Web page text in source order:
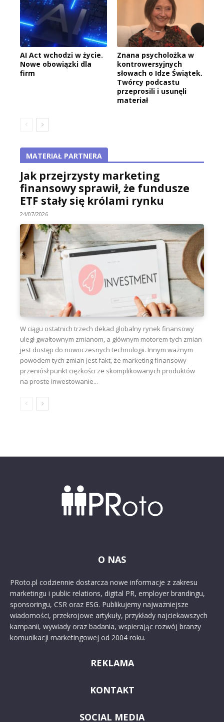
AI Act wchodzi w życie.
Nowe obowiązki dla
firm
Znana psycholożka w
kontrowersyjnych
słowach o Idze Świątek.
Twórcy podcastu
przeprosili i usunęli
materiał
MATERIAŁ PARTNERA
Jak przejrzysty marketing
finansowy sprawił, że fundusze
ETF stały się królami rynku
24/07/2026
W ciągu ostatnich trzech dekad globalny rynek finansowy
uległ gwałtownym zmianom, a głównym motorem tych zmian
jest dostęp do nowoczesnych technologii. Innym ważnym
powodem tych zmian jest fakt, że marketing finansowy
przeniósł punkt ciężkości ze skomplikowanych produktów
na proste inwestowanie...
O NAS
PRoto.pl codziennie dostarcza nowe informacje z zakresu
marketingu i public relations, digital PR, employer brandingu,
sponsoringu, CSR oraz ESG. Publikujemy najważniejsze
wiadomości, przekrojowe artykuły, przykłady najciekawszych
kampanii, wywiady oraz badania, wspierając rozwój branży
komunikacji marketingowej od 2004 roku.
REKLAMA
KONTAKT
SOCIAL MEDIA